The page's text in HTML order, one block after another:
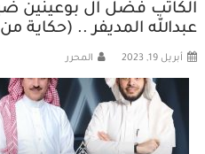
الكاتب فضل آل بوعينين
عبدالله المديفر .. (حكاية
أبريل 19, 2023 المحرر